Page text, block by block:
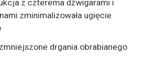
z czterema dźwigarami i
zminimalizowała ugięcie
zmniejszone drgania obrabianego